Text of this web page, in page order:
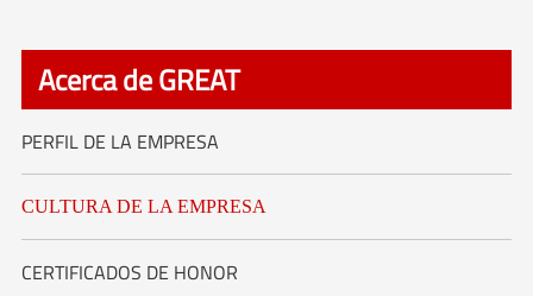
Acerca de GREAT
PERFIL DE LA EMPRESA
CULTURA DE LA EMPRESA
CERTIFICADOS DE HONOR